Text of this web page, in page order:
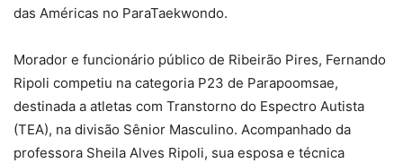
das Américas no ParaTaekwondo.
Morador e funcionário público de Ribeirão Pires, Fernando
Ripoli competiu na categoria P23 de Parapoomsae,
destinada a atletas com Transtorno do Espectro Autista
(TEA), na divisão Sênior Masculino. Acompanhado da
professora Sheila Alves Ripoli, sua esposa e técnica